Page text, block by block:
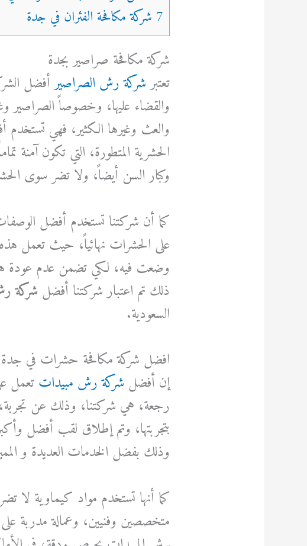
7 شركة مكافحة الفئران في جدة
شركة مكافحة صراصير بجدة
تعتبرشركة رش الصراصيرأفضل
والقضاء عليها، وخصوصاً الصراصير
والعث وغيرها الكثير، فهي
الحشرية المتطورة، التي تكون آمنة
وكبار السن أيضاً، ولا تضر سوى
كما أن شركتنا تستخدم أفضل الوصفات
على الحشرات نهائياً، حيث تعمل هذه
وضعت فيه، لكي تضمن عدم عودة
ذلك تم اعتبار شركتنا أفضل شركة
السعودية.
افضل شركة مكافحة حشرات في جدة
إن أفضل شركة رش مبيداتتعمل
رجعة، هي شركتنا، وذلك عن تجربة،
بتجربتها، وتم إطلاق لقب أفضل
وذلك بفضل الخدمات العديدة و
كما أنها تستخدم مواد كيماوية لا
متخصصين وفنيين، وعمالة مدربة